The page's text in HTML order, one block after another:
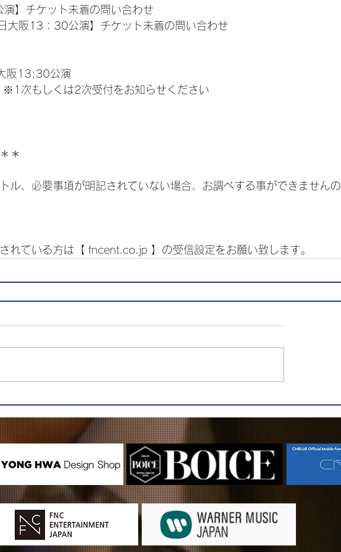
演】チケット未着の問い合わせ
大阪13：30公演】チケット未着の問い合わせ
阪13:30公演
※1次もしくは2次受付をお知らせください
＊
ル、必要事項が明記されていない場合、お調べする事ができませんの
れている方は【 fncent.co.jp 】の受信設定をお願い致します。